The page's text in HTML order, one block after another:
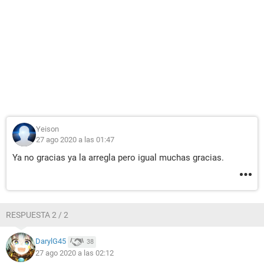
Yeison
27 ago 2020 a las 01:47
Ya no gracias ya la arregla pero igual muchas gracias.
RESPUESTA 2 / 2
DarylG45 38
27 ago 2020 a las 02:12